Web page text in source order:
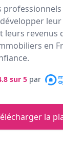
revenus
en
sur 5 par
la